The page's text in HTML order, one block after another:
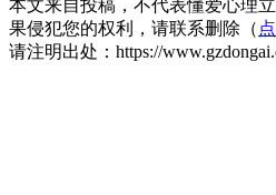
本文来自投稿，不代表懂爱心理
果侵犯您的权利，请联系删除（
请注明出处：https://